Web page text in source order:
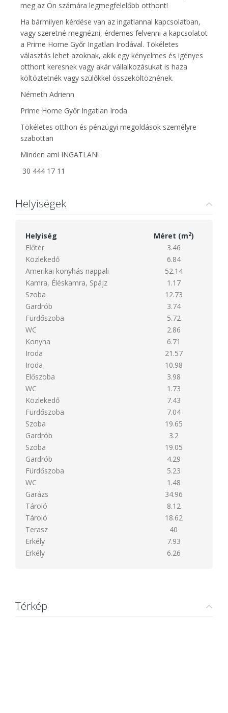
meg az Ön számára legmegfelelőbb otthont!
Ha bármilyen kérdése van az ingatlannal kapcsolatban,
vagy szeretné megnézni, érdemes felvenni a kapcsolatot
a Prime Home Győr Ingatlan Irodával. Tökéletes
választás lehet azoknak, akik egy kényelmes és igényes
otthont keresnek vagy akár vállalkozásukat is haza
költöztetnék vagy szülőkkel összeköltöznének.
Németh Adrienn
Prime Home Győr Ingatlan Iroda
Tökéletes otthon és pénzügyi megoldások személyre
szabottan
Minden ami INGATLAN!
30 444 17 11
Helyiségek
Helyiség Méret (m2)
Előtér
3.46
Közlekedő
6.84
Amerikai konyhás nappali
52.14
Kamra, Éléskamra, Spájz
1.17
Szoba
12.73
Gardrób
3.74
Fürdőszoba
5.72
WC
2.86
Konyha
6.71
Iroda
21.57
Iroda
10.98
Előszoba
3.98
WC
1.73
Közlekedő
7.43
Fürdőszoba
7.04
Szoba
19.65
Gardrób
3.2
Szoba
19.05
Gardrób
4.29
Fürdőszoba
5.23
WC
1.48
Garázs
34.96
Tároló
8.12
Tároló
18.62
Terasz
40
Erkély
7.93
Erkély
6.26
Térkép